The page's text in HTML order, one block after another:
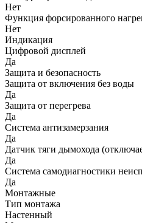
Нет
Функция форсированного
Нет
Индикация
Цифровой дисплей
Да
Защита и безопасность
Защита от включения без воды
Да
Защита от перегрева
Да
Система антизамерзания
Да
Датчик тяги дымохода
Да
Система самодиагностики
Да
Монтажные
Тип монтажа
Настенный